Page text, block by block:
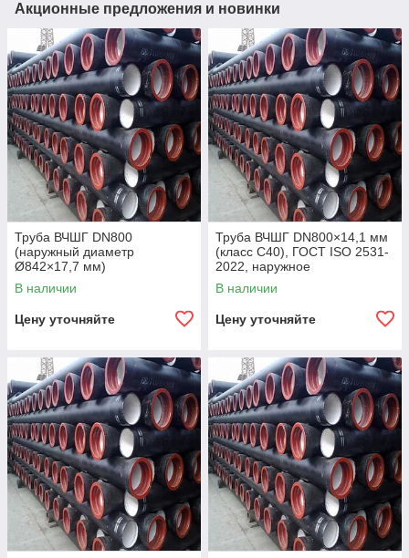
Акционные предложения и новинки
Труба ВЧШГ DN800
(наружный диаметр
Ø842×17,7 мм)
В наличии
Цену уточняйте
Труба ВЧШГ DN800×14,1 мм
(класс C40), ГОСТ ISO 2531-
2022, наружное
полиуретановое покрытие,
внутреннее цементно-
В наличии
Цену уточняйте